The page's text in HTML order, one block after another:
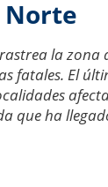
Norte
la
fatales. El
que ha
En